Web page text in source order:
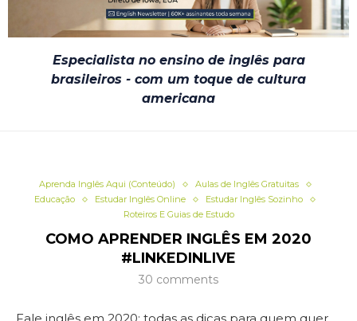
Especialista no ensino de inglês para
brasileiros - com um toque de cultura
americana
Aprenda Inglês Aqui (Conteúdo)
Aulas de Inglês Gratuitas
Educação
Estudar Inglês Online
Estudar Inglês Sozinho
Roteiros E Guias de Estudo
COMO APRENDER INGLÊS EM 2020
#LINKEDINLIVE
30 comments